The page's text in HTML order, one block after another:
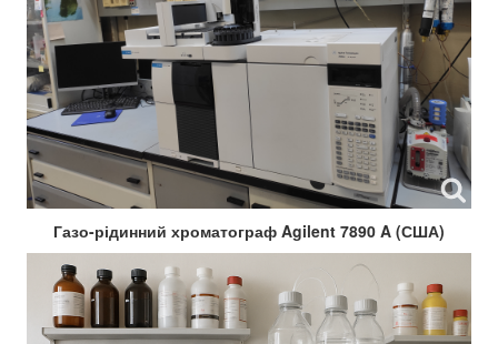
Газо-рідинний хроматограф Agilent 7890 A (США)